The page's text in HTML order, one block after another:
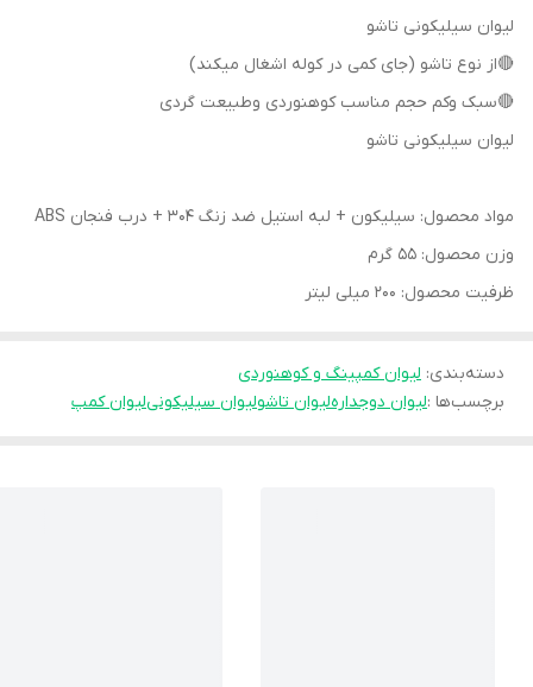
لیوان سیلیکونی تاشو
🔴از نوع تاشو (جای کمی در کوله اشغال میکند)
🔴سبک وکم حجم مناسب کوهنوردی وطبیعت گردی
لیوان سیلیکونی تاشو
مواد محصول: سیلیکون + لبه استیل ضد زنگ 304 + درب فنجان ABS
وزن محصول: 55 گرم
ظرفیت محصول: 200 میلی لیتر
دسته‌بندی: لیوان کمپینگ و کوهنوردی
برچسب‌ها :لیوان دوجدارهلیوان تاشولیوان سیلیکونیلیوان کمپ